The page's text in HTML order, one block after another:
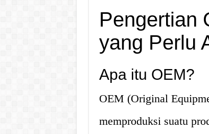
Pengertian
yang Perlu
Apa itu OEM?
OEM (Original
memproduksi suatu